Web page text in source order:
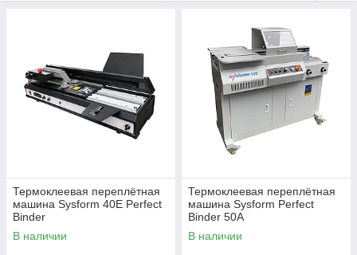
Термоклеевая переплётная
машина Sysform 40E Perfect
Binder
В наличии
Термоклеевая переплётная
машина Sysform Perfect
Binder 50A
В наличии